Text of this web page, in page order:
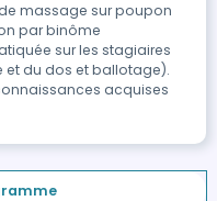
massage sur poupon
par binôme
sur les stagiaires
du dos et ballotage).
acquises